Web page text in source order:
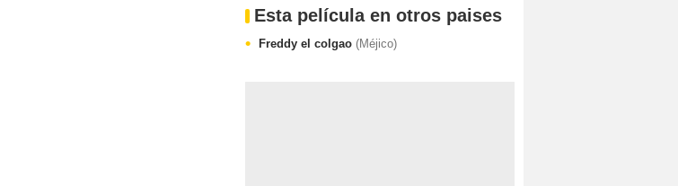
Esta película en otros paises
Freddy el colgao (Méjico)